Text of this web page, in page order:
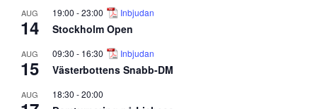
AUG
14
19:00 -23:00 Inbjudan
Stockholm Open
AUG
15
09:30 - 16:30 Inbjudan
Västerbottens Snabb-DM
AUG 18:30 -20:00